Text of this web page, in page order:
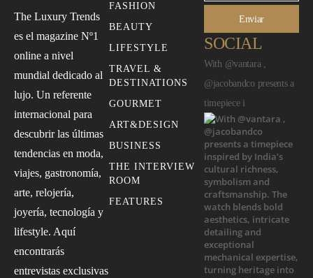
The Luxury Trends
es el magazine Nº1
online a nivel
mundial dedicado al
lujo. Un referente
internacional para
descubrir las últimas
tendencias en moda,
viajes, gastronomía,
arte, relojería,
joyería, tecnología y
lifestyle. Aquí
encontrarás
entrevistas exclusivas
FASHION
BEAUTY
LIFESTYLE
TRAVEL &
DESTINATIONS
GOURMET
ART&DESIGN
BUSINESS
THE INTERVIEW
ROOM
FEATURES
Enviar
SOCIAL
With @vantara ,
@jacobandco presents a
timepiece i